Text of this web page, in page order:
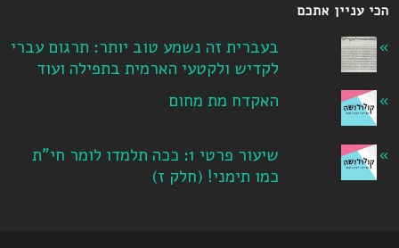
הכי עניין אתכם
בעברית זה נשמע טוב יותר: תרגום עברי
לקדיש ולקטעי הארמית בתפילה ועוד
האקדח מת מחום
שיעור פרטי 1: ככה תלמדו לומר חי"ת
כמו תימני! ‏(חלק ז‏)